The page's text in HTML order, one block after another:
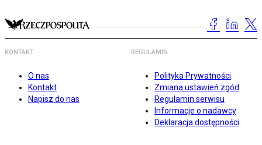
KONTAKT
O nas
Kontakt
Napisz do nas
REGULAMIN
Polityka Prywatności
Zmiana ustawień zgód
Regulamin serwisu
Informacje o nadawcy
Deklaracja dostępności